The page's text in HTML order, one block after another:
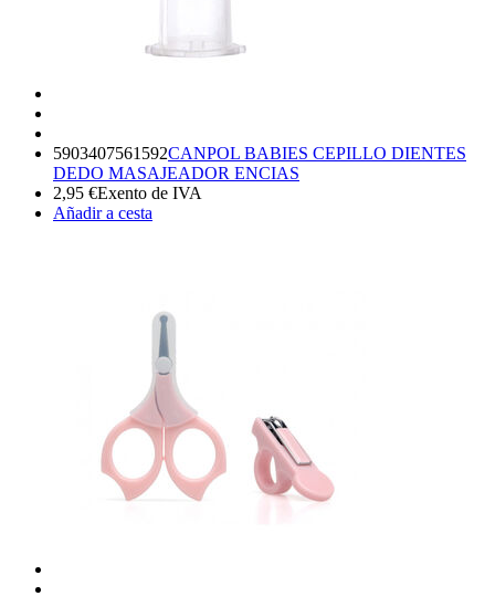
5903407561592CANPOL BABIES CEPILLO DIENTES
DEDO MASAJEADOR ENCIAS
2,95 €Exento de IVA
Añadir a cesta